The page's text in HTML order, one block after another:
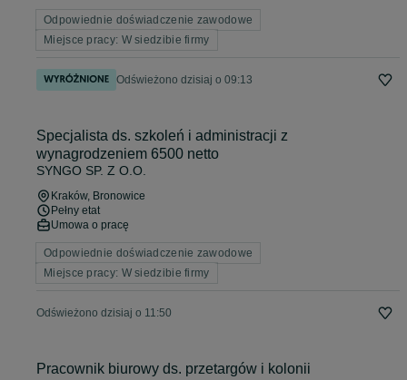
Odpowiednie doświadczenie zawodowe
Miejsce pracy: W siedzibie firmy
Odświeżono dzisiaj o 09:13
Specjalista ds. szkoleń i administracji z
wynagrodzeniem 6500 netto
SYNGO SP. Z O.O.
Kraków, Bronowice
Pełny etat
Umowa o pracę
Odpowiednie doświadczenie zawodowe
Miejsce pracy: W siedzibie firmy
Odświeżono dzisiaj o 11:50
Pracownik biurowy ds. przetargów i kolonii